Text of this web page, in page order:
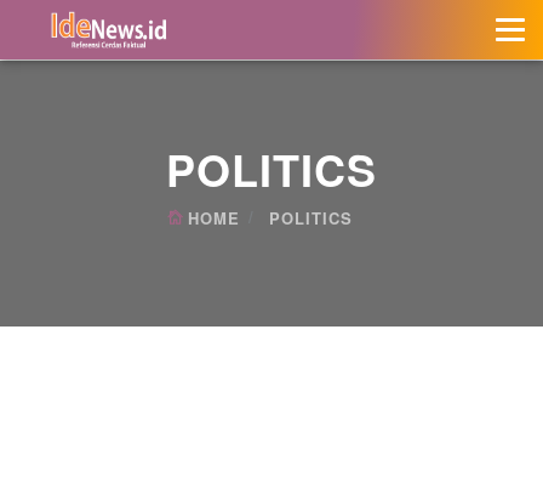
POLITICS
HOME POLITICS